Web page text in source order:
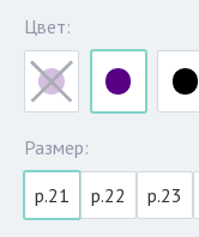
Цвет:
Размер:
р.21
р.22 р.23